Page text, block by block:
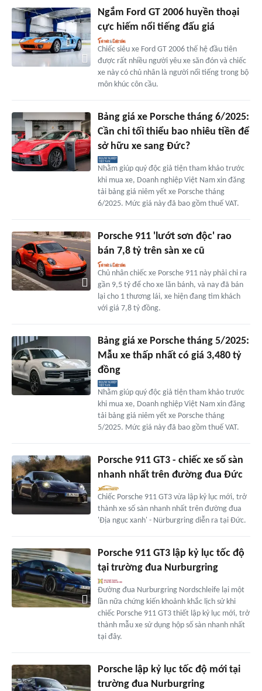
Ngắm Ford GT 2006 huyền thoại
cực hiếm nổi tiếng đấu giá
Chiếc siêu xe Ford GT 2006 thế hệ đầu tiên
được rất nhiều người yêu xe săn đón và chiếc
xe này có chủ nhân là người nổi tiếng trong bộ
môn khúc côn cầu.
Bảng giá xe Porsche tháng 6/2025:
Cần chi tối thiểu bao nhiêu tiền để
sở hữu xe sang Đức?
Nhằm giúp quý độc giả tiện tham khảo trước
khi mua xe, Doanh nghiệp Việt Nam xin đăng
tải bảng giá niêm yết xe Porsche tháng
6/2025. Mức giá này đã bao gồm thuế VAT.
Porsche 911 'lướt sơn độc' rao
bán 7,8 tỷ trên sàn xe cũ
Chủ nhân chiếc xe Porsche 911 này phải chi ra
gần 9,5 tỷ để cho xe lăn bánh, và nay đã bán
lại cho 1 thương lái, xe hiện đang tìm khách
với giá 7,8 tỷ đồng.
Bảng giá xe Porsche tháng 5/2025:
Mẫu xe thấp nhất có giá 3,480 tỷ
đồng
Nhằm giúp quý độc giả tiện tham khảo trước
khi mua xe, Doanh nghiệp Việt Nam xin đăng
tải bảng giá niêm yết xe Porsche tháng
5/2025. Mức giá này đã bao gồm thuế VAT.
Porsche 911 GT3 - chiếc xe số sàn
nhanh nhất trên đường đua Đức
Chiếc Porsche 911 GT3 vừa lập kỷ lục mới, trở
thành xe số sàn nhanh nhất trên đường đua
'Địa ngục xanh' - Nürburgring diễn ra tại Đức.
Porsche 911 GT3 lập kỷ lục tốc độ
tại trường đua Nurburgring
Đường đua Nurburgring Nordschleife lại một
lần nữa chứng kiến khoảnh khắc lịch sử khi
chiếc Porsche 911 GT3 thiết lập kỷ lục mới, trở
thành mẫu xe sử dụng hộp số sàn nhanh nhất
tại đây.
Porsche lập kỷ lục tốc độ mới tại
trường đua Nurburgring